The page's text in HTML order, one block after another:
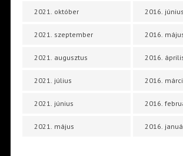
2021. október
2021. szeptember
2021. augusztus
2021. július
2021. június
2021. május
2016. június
2016.
2016.
2016.
2016.
2016.